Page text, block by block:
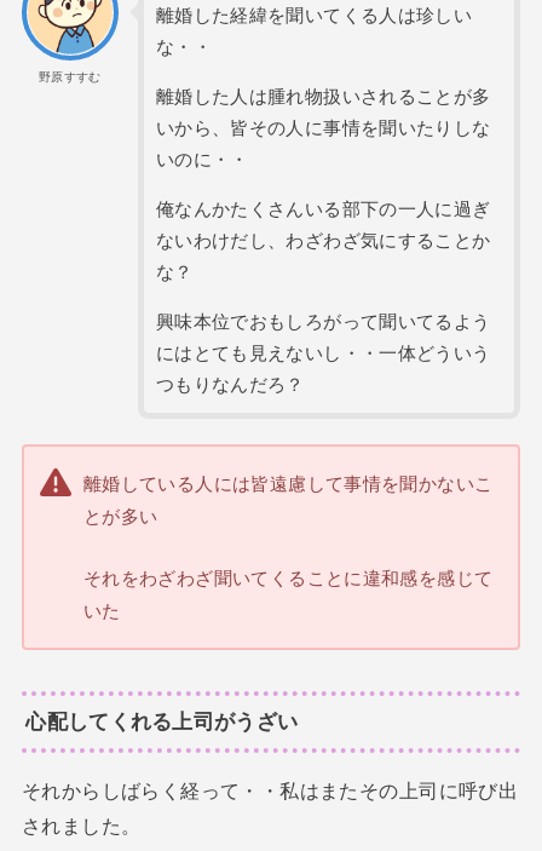
野原すすむ
離婚した経緯を聞いてくる人は珍しい
な・・
離婚した人は腫れ物扱いされることが多
いから、皆その人に事情を聞いたりしな
いのに・・
俺なんかたくさんいる部下の一人に過ぎ
ないわけだし、わざわざ気にすることか
な？
興味本位でおもしろがって聞いてるよう
にはとても見えないし・・一体どういう
つもりなんだろ？
離婚している人には皆遠慮して事情を聞かないこ
とが多い
それをわざわざ聞いてくることに違和感を感じて
いた
心配してくれる上司がうざい
それからしばらく経って・・私はまたその上司に呼び出
されました。